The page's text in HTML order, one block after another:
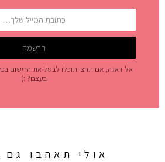
אל דאגה, אם תרצו תוכלו לבטל את הרישום
בעצם? :)
אולי תאהבו